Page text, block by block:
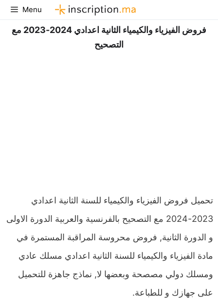
Aller
au
contenu
Menu
فروض الفيزياء والكيمياء الثانية اعدادي 2024-2023 مع
التصحيح
تحميل فروض الفيزياء والكيمياء للسنة الثانية اعدادي
2023-2024 مع التصحيح بالفرنسية والعربية الدورة الاولى
و الدورة الثانية, فروض محروسة المراقبة المستمرة في
مادة الفيزياء والكيمياء للسنة الثانية اعدادي مسلك عادي
ومسلك دولي مصصحة وبعضها لا, نماذج جاهزة للتحميل
على جهازك و للطباعة.